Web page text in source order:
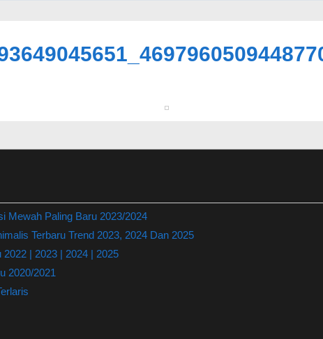
Mewah Paling Baru 2023/2024
Terbaru Trend 2023, 2024 Dan 2025
| 2023 | 2024 | 2025
2020/2021